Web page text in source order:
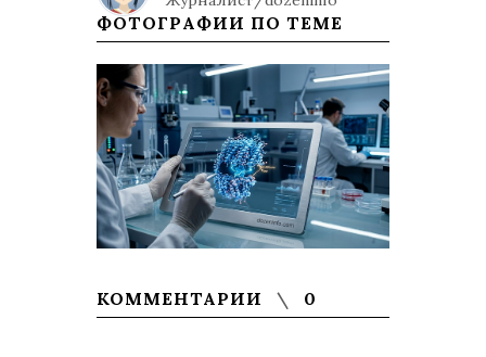
ФОТОГРАФИИ ПО ТЕМЕ
КОММЕНТАРИИ 0